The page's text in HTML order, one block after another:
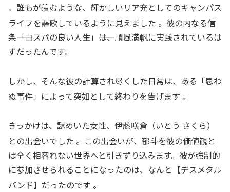
。誰もが羨むような、輝かしいリア充としてのキャンパス
ライフを謳歌しているように見えました 。彼の内なる信
条――「コスパの良い人生」――は、順風満帆に実践されているは
ずだったんです。
しかし、そんな彼の計算され尽くした日常は、ある「思わ
ぬ事件」によって突如として終わりを告げます 。
きっかけは、謎めいた女性、伊藤咲倉（いとう さくら）
との出会いでした 。この出会いが、郁斗を彼の価値観と
は全く相容れない世界へと引きずり込みます。彼が強制的
に参加させられることになったのは、なんと【デスメタル
バンド】だったのです 。